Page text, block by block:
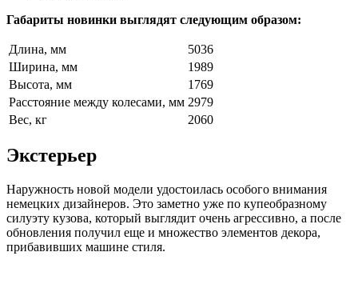
Габариты новинки выглядят следующим образом:
Длина, мм
5036
Ширина, мм
1989
Высота, мм
1769
Расстояние между колесами, мм 2979
Вес, кг
2060
Экстерьер
Наружность новой модели удостоилась особого внимания
немецких дизайнеров. Это заметно уже по купеобразному
силуэту кузова, который выглядит очень агрессивно, а после
обновления получил еще и множество элементов декора,
прибавивших машине стиля.